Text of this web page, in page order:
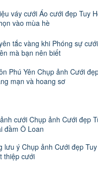
váy cưới Áo cưới đẹp Tuy
vào mùa hè
tắc vàng khi Phóng sự
mà bạn nên biết
Phú Yên Chụp ảnh Cưới
mạn và hoang sơ
cưới Chụp ảnh Cưới đẹp
đầm Ô Loan
lưu ý Chụp ảnh Cưới đẹp
thiệp cưới